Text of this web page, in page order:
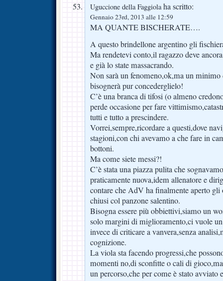
Uguccione della Faggiolaha scritto:
Gennaio 23rd, 2013 alle 12:59
MA QUANTE BISCHERATE….
A questo brindellone argentino gli
Ma rendetevi conto,il ragazzo deve
e già lo state massacrando.
Non sarà un fenomeno,ok,ma un minimo
bisognerà pur concederglielo!
C’è una branca di tifosi (o almeno
perde occasione per fare
tutti e tutto a prescindere.
Vorrei,sempre,ricordare a questi,dove
stagioni,con chi avevamo a che fare in
bottoni.
Ma come siete messi?!
C’è stata una piazza pulita che
praticamente nuova,idem allenatore e
contare che AdV ha finalmente aperto
chiusi col panzone salentino.
Bisogna essere più obbiettivi,siamo un
solo margini di miglioramento,ci vuole
invece di criticare a vanvera,senza
cognizione.
La viola sta facendo progressi,che
momenti no,di sconfitte o cali di
un percorso,che per come è stato avviato